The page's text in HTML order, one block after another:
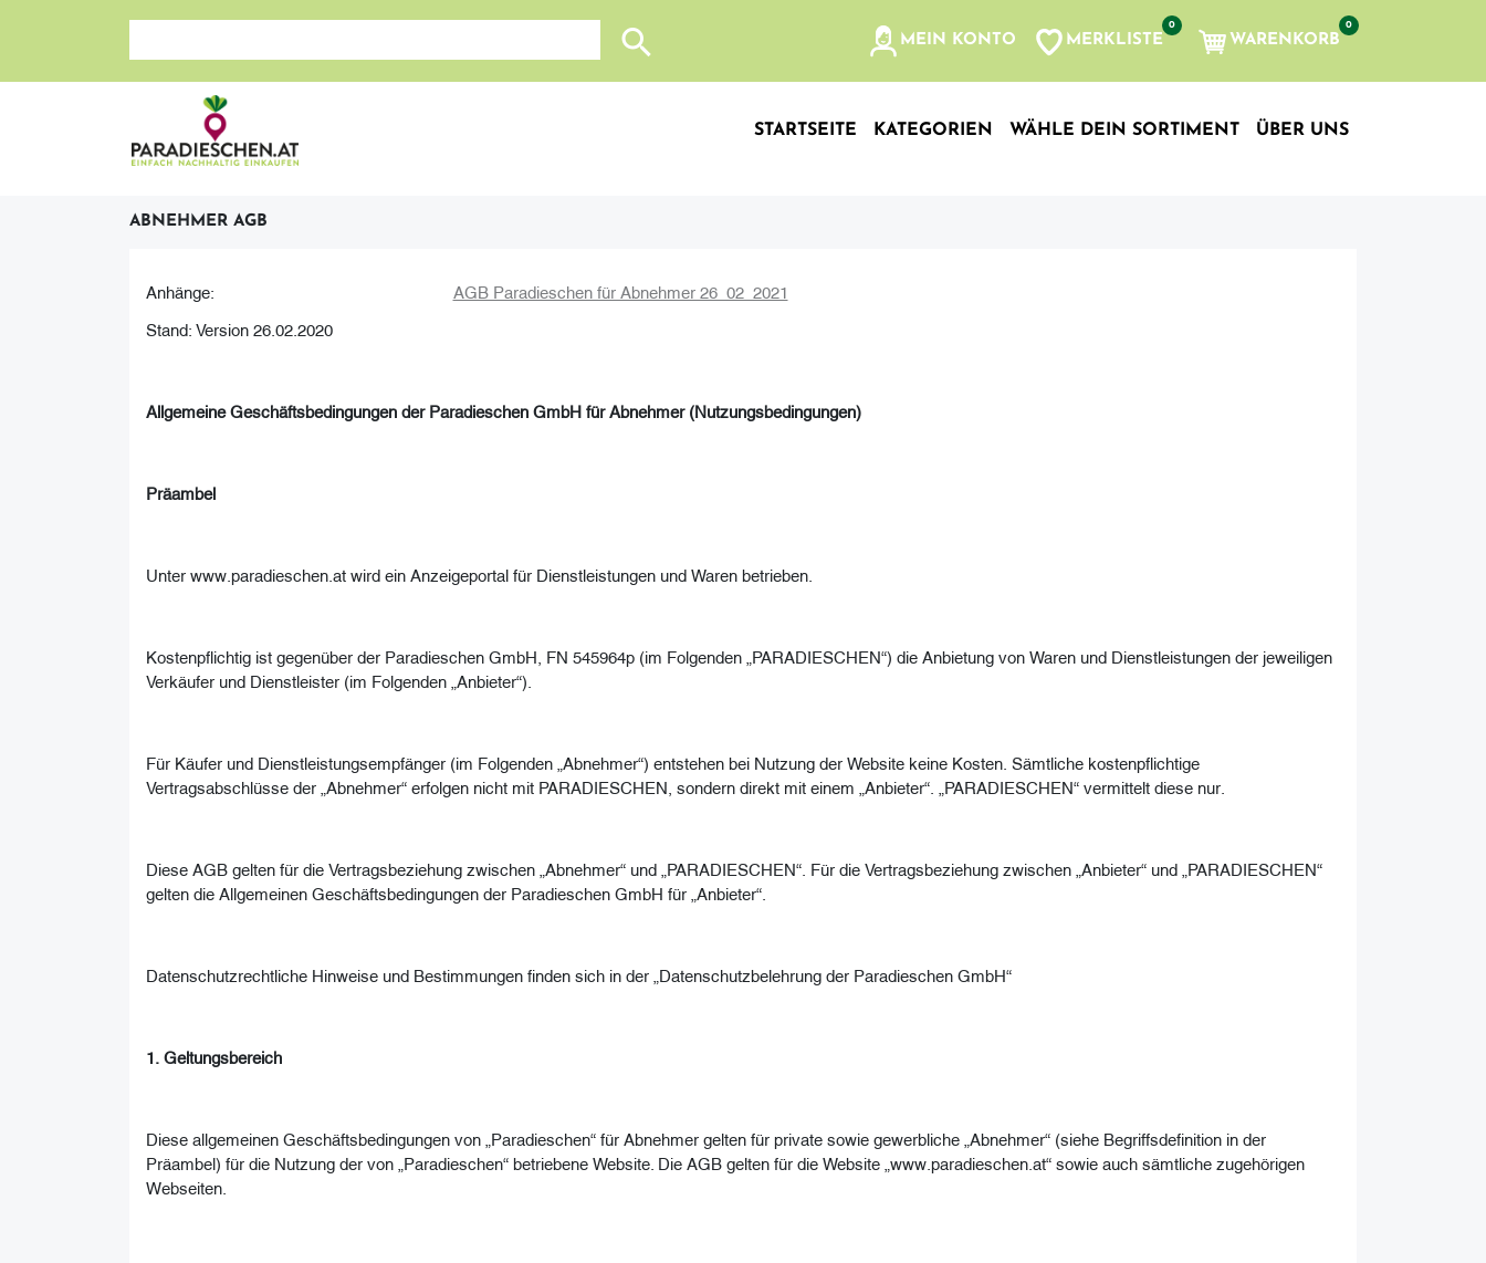
Suche nach: Zum Beispiel Wein, Fleisch, Keramik, Holz, etc...
MEIN KONTO MERKLISTE
0
WARENKORB
0
STARTSEITE KATEGORIEN WÄHLE DEIN SORTIMENT ÜBER UNS
ABNEHMER AGB
Anhänge: AGB Paradieschen für Abnehmer 26_02_2021
Stand: Version 26.02.2020
Allgemeine Geschäftsbedingungen der Paradieschen GmbH für Abnehmer (Nutzungsbedingungen)
Präambel
Unter www.paradieschen.at wird ein Anzeigeportal für Dienstleistungen und Waren betrieben.
Kostenpflichtig ist gegenüber der Paradieschen GmbH, FN 545964p (im Folgenden „PARADIESCHEN“) die Anbietung von Waren und Dienstleistungen der jeweiligen
Verkäufer und Dienstleister (im Folgenden „Anbieter“).
Für Käufer und Dienstleistungsempfänger (im Folgenden „Abnehmer“) entstehen bei Nutzung der Website keine Kosten. Sämtliche kostenpflichtige
Vertragsabschlüsse der „Abnehmer“ erfolgen nicht mit PARADIESCHEN, sondern direkt mit einem „Anbieter“. „PARADIESCHEN“ vermittelt diese nur.
Diese AGB gelten für die Vertragsbeziehung zwischen „Abnehmer“ und „PARADIESCHEN“. Für die Vertragsbeziehung zwischen „Anbieter“ und „PARADIESCHEN“
gelten die Allgemeinen Geschäftsbedingungen der Paradieschen GmbH für „Anbieter“.
Datenschutzrechtliche Hinweise und Bestimmungen finden sich in der „Datenschutzbelehrung der Paradieschen GmbH“
1. Geltungsbereich
Diese allgemeinen Geschäftsbedingungen von „Paradieschen“ für Abnehmer gelten für private sowie gewerbliche „Abnehmer“ (siehe Begriffsdefinition in der
Präambel) für die Nutzung der von „Paradieschen“ betriebene Website. Die AGB gelten für die Website „www.paradieschen.at“ sowie auch sämtliche zugehörigen
Webseiten.